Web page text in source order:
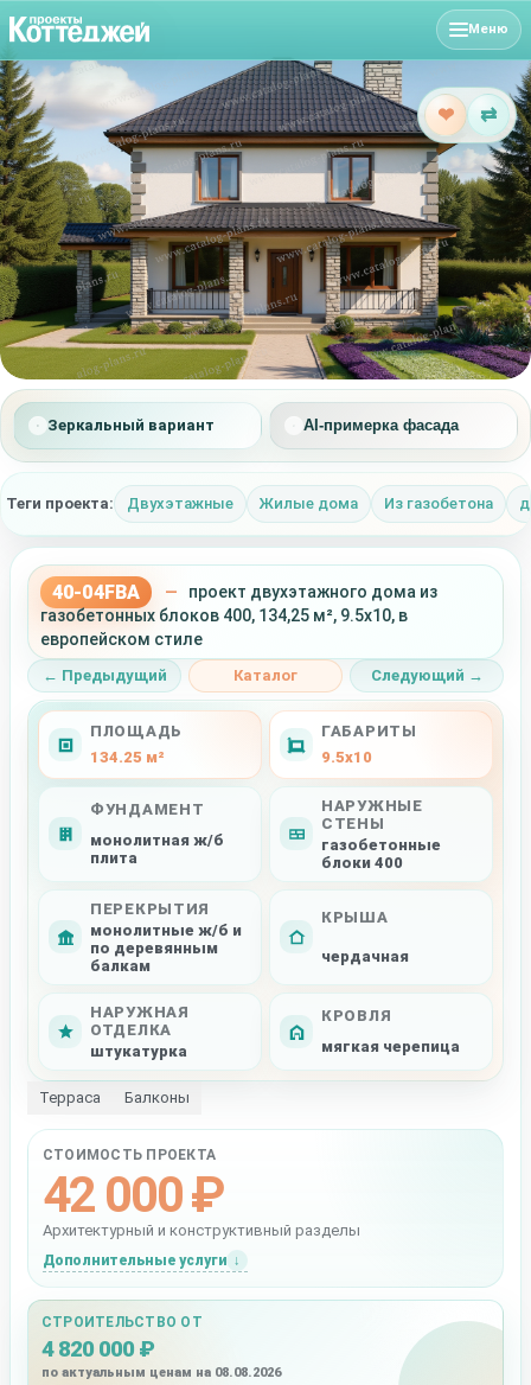
Меню
Зеркальный вариант AI-примерка фасада
Теги проекта: Двухэтажные Жилые дома Из газобетона
❤ ⇄
40-04FBA —
проект двухэтажного дома из
газобетонных блоков 400, 134,25 м², 9.5x10, в
европейском стиле
← Предыдущий Каталог Следующий →
ПЛОЩАДЬ
134.25 м²
ГАБАРИТЫ
9.5x10
ФУНДАМЕНТ
монолитная ж/б
плита
НАРУЖНЫЕ
СТЕНЫ
газобетонные
блоки 400
ПЕРЕКРЫТИЯ
монолитные ж/б и
по деревянным
балкам
КРЫША
чердачная
НАРУЖНАЯ
ОТДЕЛКА
штукатурка
КРОВЛЯ
мягкая черепица
Терраса Балконы
СТОИМОСТЬ ПРОЕКТА
42 000 ₽
Архитектурный и конструктивный разделы
Дополнительные услуги
СТРОИТЕЛЬСТВО ОТ
4 820 000 ₽
по актуальным ценам на 08.08.2026